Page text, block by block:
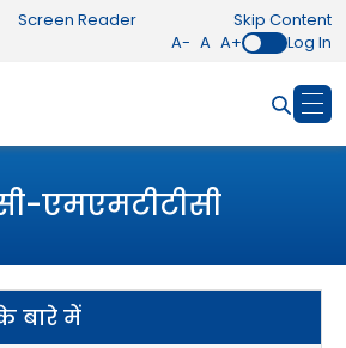
Screen Reader
Skip Content
A- A A+ Log In
एमएमटीटीसी
बारे में